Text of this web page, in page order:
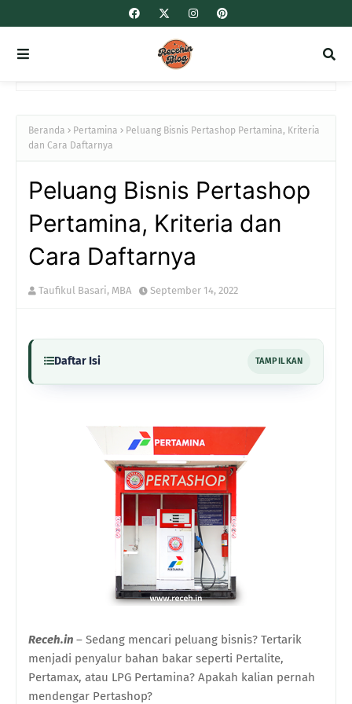
Beranda Pertamina
Peluang Bisnis Pertashop Pertamina, Kriteria
dan Cara Daftarnya
Peluang Bisnis Pertashop
Pertamina, Kriteria dan
Cara Daftarnya
Taufikul Basari, MBA September 14, 2022
Daftar Isi TAMPILKAN
Receh.in – Sedang mencari peluang bisnis? Tertarik
menjadi penyalur bahan bakar seperti Pertalite,
Pertamax, atau LPG Pertamina? Apakah kalian pernah
mendengar Pertashop?